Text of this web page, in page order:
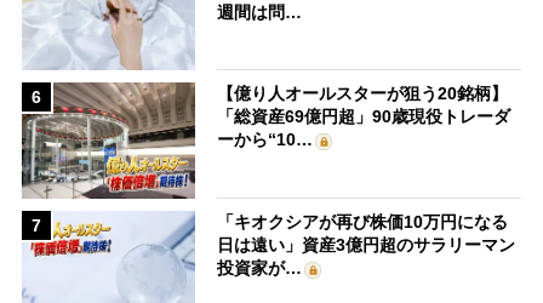
週間は問…
6
【億り人オールスターが狙う20銘柄】
「総資産69億円超」90歳現役トレーダ
ーから“10…
7
「キオクシアが再び株価10万円になる
日は遠い」資産3億円超のサラリーマン
投資家が…